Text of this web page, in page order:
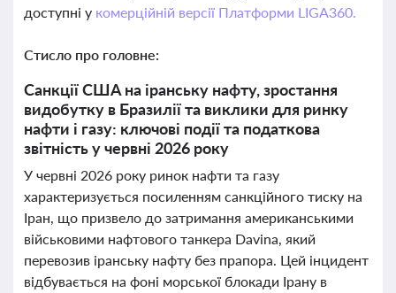
доступні у комерційній версії Платформи LIGA360.
Стисло про головне:
Санкції США на іранську нафту, зростання
видобутку в Бразилії та виклики для ринку
нафти і газу: ключові події та податкова
звітність у червні 2026 року
У червні 2026 року ринок нафти та газу
характеризується посиленням санкційного тиску на
Іран, що призвело до затримання американськими
військовими нафтового танкера Davina, який
перевозив іранську нафту без прапора. Цей інцидент
відбувається на фоні морської блокади Ірану в